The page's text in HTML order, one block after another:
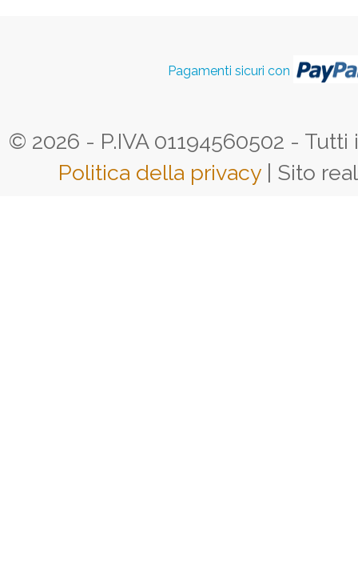
Pagamenti sicuri con
© 2026 - P.IVA 01194560502 -
Politica della privacy | Sito